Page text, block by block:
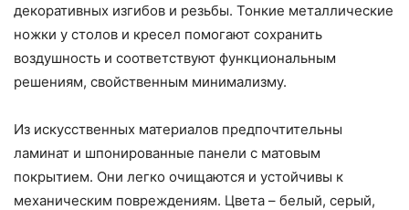
декоративных изгибов и резьбы. Тонкие металлические
ножки у столов и кресел помогают сохранить
воздушность и соответствуют функциональным
решениям, свойственным минимализму.
Из искусственных материалов предпочтительны
ламинат и шпонированные панели с матовым
покрытием. Они легко очищаются и устойчивы к
механическим повреждениям. Цвета – белый, серый,